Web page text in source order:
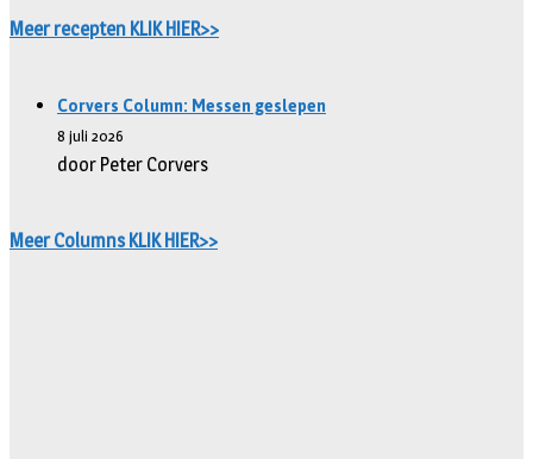
Meer recepten KLIK HIER>>
Corvers Column: Messen geslepen
8 juli 2026
door Peter Corvers
Meer Columns KLIK HIER>>